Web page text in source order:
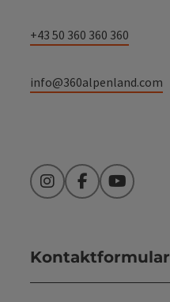
+43 50 360 360 360
info@360alpenland.com
InstagramFacebookYouTube
Kontaktformular